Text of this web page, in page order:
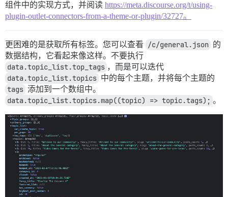
组件中的实现方式，并阅读 https://meta.discourse.org/t/using-
plugin-outlet-connectors-from-a-theme-or-plugin/32727。
更困难的是获取所有标签。您可以查看 /c/general.json 的
数据结构，它看起来像这样。不要执行
data.topic_list.top_tags ，而是可以迭代
data.topic_list.topics 中的每个主题，并将每个主题的
tags 添加到一个数组中。
data.topic_list.topics.map((topic) => topic.tags); 。